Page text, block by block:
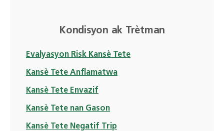
Kondisyon ak Trètman
Evalyasyon Risk Kansè Tete
Kansè Tete Anflamatwa
Kansè Tete Envazif
Kansè Tete nan Gason
Kansè Tete Negatif Trip